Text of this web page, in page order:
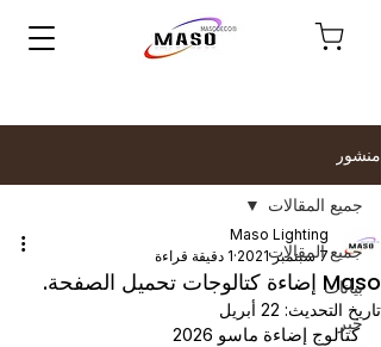
منشور
جميع المقالات
بيانات
خبر
جميع المقالات
Maso إضاءة كتالوجات تحميل الصفحة.
Maso Lighting
7 سبتمبر 2021
1 دقيقة قراءة
تاريخ التحديث: 22 أبريل
كتالوج إضاءة ماسو 2026